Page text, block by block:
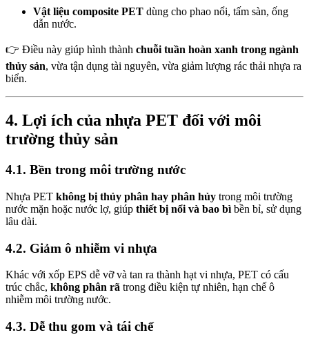
Vật liệu composite PET dùng cho phao nổi, tấm sàn, ống
dẫn nước.
👉 Điều này giúp hình thành chuỗi tuần hoàn xanh trong ngành
thủy sản, vừa tận dụng tài nguyên, vừa giảm lượng rác thải nhựa ra
biển.
4. Lợi ích của nhựa PET đối với môi
trường thủy sản
4.1. Bền trong môi trường nước
Nhựa PET không bị thủy phân hay phân hủy trong môi trường
nước mặn hoặc nước lợ, giúp thiết bị nổi và bao bì bền bỉ, sử dụng
lâu dài.
4.2. Giảm ô nhiễm vi nhựa
Khác với xốp EPS dễ vỡ và tan ra thành hạt vi nhựa, PET có cấu
trúc chắc, không phân rã trong điều kiện tự nhiên, hạn chế ô
nhiễm môi trường nước.
4.3. Dễ thu gom và tái chế